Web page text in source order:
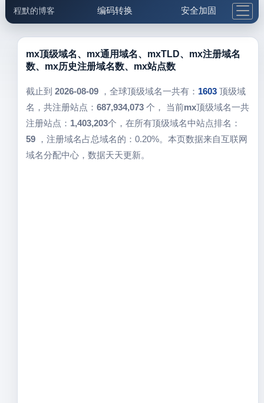
程默的博客 编码转换 安全加固
邮件工具 生活便民 更多工具
5.1支付宝大红包
mx顶级域名、mx通用域名、mxTLD、mx注册域名
数、mx历史注册域名数、mx站点数
截止到 2026-08-09，全球顶级域名一共有： 1603 顶级域
名，共注册站点： 687,934,073 个， 当前mx顶级域名一共
注册站点： 1,403,203个，在所有顶级域名中站点排名：
59，注册域名占总域名的：0.20%。本页数据来自互联网
域名分配中心，数据天天更新。